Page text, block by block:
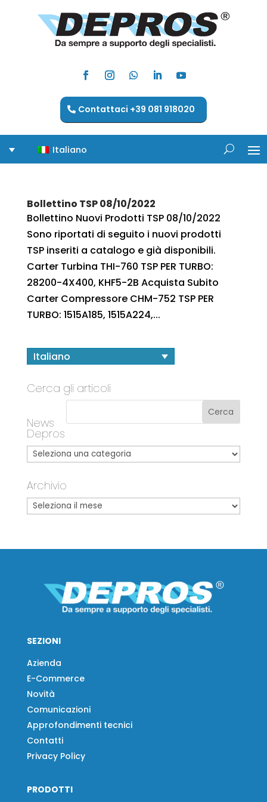
Contattaci +39 081 918020
Italiano
Bollettino TSP 08/10/2022
Bollettino Nuovi Prodotti TSP 08/10/2022
Sono riportati di seguito i nuovi prodotti
TSP inseriti a catalogo e già disponibili.
Carter Turbina THI-760 TSP PER TURBO:
28200-4X400, KHF5-2B Acquista Subito
Carter Compressore CHM-752 TSP PER
TURBO: 1515A185, 1515A224,...
Italiano
Cerca gli articoli
News
Depros
Archivio
SEZIONI
Azienda
E-Commerce
Novità
Comunicazioni
Approfondimenti tecnici
Contatti
Privacy Policy
PRODOTTI